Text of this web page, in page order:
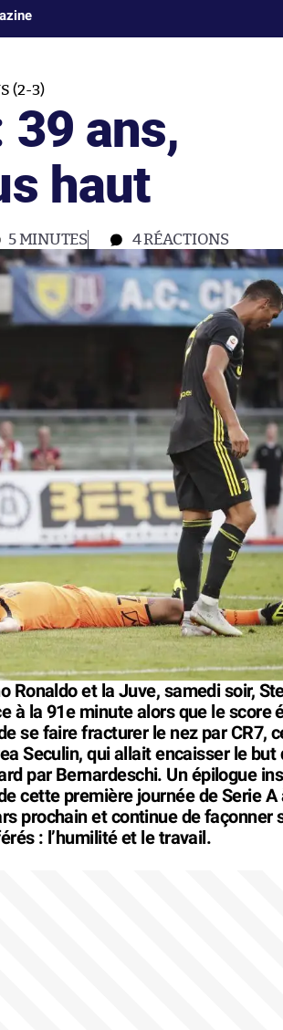
(2-3)
ans,
haut
5 MINUTES 4RÉACTIONS
Ronaldo et la Juve, samedi soir,
à la 91e minute alors que le score
se faire fracturer le nez par CR7,
Seculin, qui allait encaisser le but
par Bernardeschi. Un épilogue
cette première journée de Serie A
prochain et continue de façonner
: l’humilité et le travail.